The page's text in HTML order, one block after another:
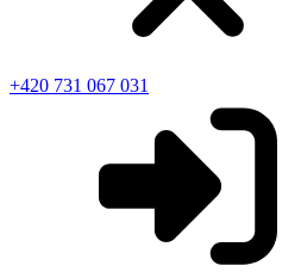
+420 731 067 031